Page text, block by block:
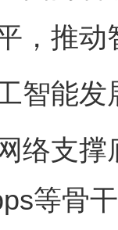
，推
能发
支撑
等骨